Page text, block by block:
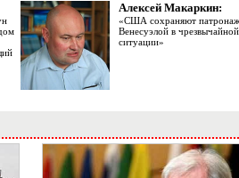
Алексей Макаркин:
«США сохраняют
Венесуэлой в чрезвычайной
ситуации»